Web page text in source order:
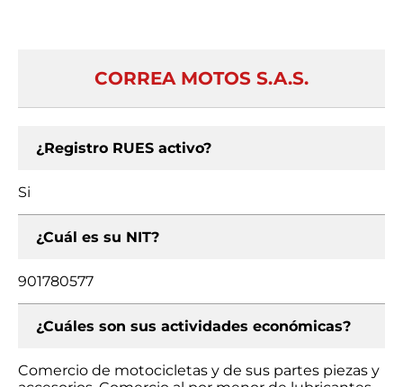
CORREA MOTOS S.A.S.
¿Registro RUES activo?
Si
¿Cuál es su NIT?
901780577
¿Cuáles son sus actividades económicas?
Comercio de motocicletas y de sus partes piezas y